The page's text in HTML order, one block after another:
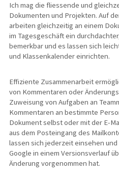
Ich mag die fliessende und
Dokumenten und Projekten. Auf
arbeiten gleichzeitig an einem
im Tagesgeschäft ein
bemerkbar und es lassen sich
und Klassenkalender einrichten.
Effiziente Zusammenarbeit
von Kommentaren oder
Zuweisung von Aufgaben an
Kommentaren an bestimmte
Dokument selbst oder mit der E-
aus dem Posteingang des
lassen sich jederzeit einsehen
Google in einem Versionsverlauf
Änderung vorgenommen hat.